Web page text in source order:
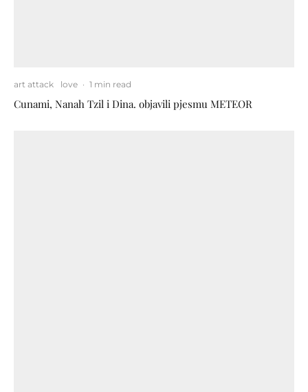
art attack love · 1 min read
Cunami, Nanah Tzil i Dina. objavili pjesmu METEOR